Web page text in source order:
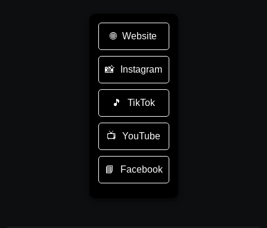
Website
Instagram
TikTok
YouTube
Facebook